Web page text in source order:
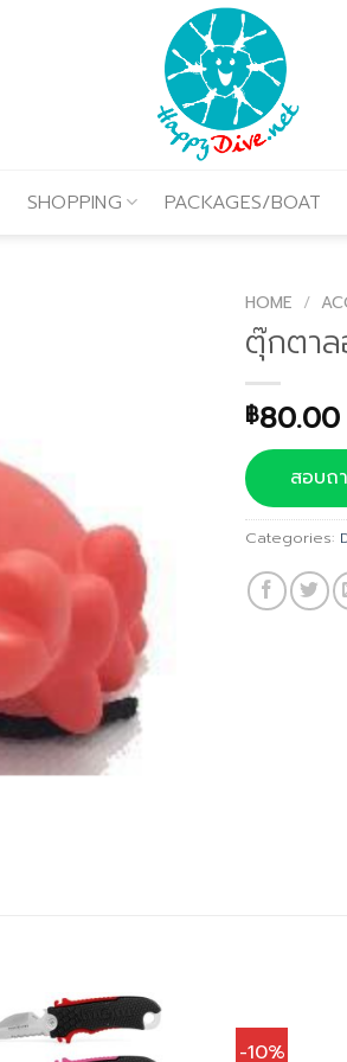
SHOPPING PACKAGES/BOAT
HOME /
ตุ๊กตา
฿80.00
สอบถ
Categories:
-10%